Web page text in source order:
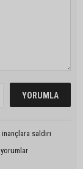
saldırı